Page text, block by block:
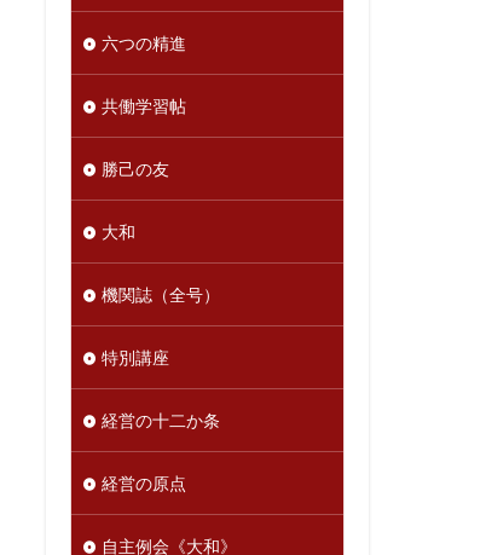
六つの精進
共働学習帖
勝己の友
大和
機関誌（全号）
特別講座
経営の十二か条
経営の原点
自主例会《大和》